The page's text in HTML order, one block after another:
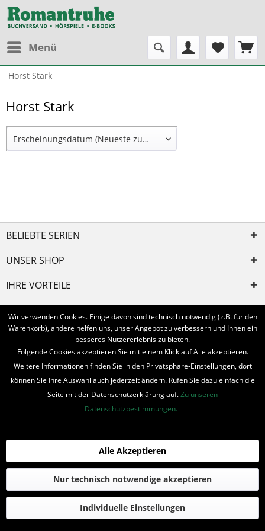
Menü
Horst Stark
Horst Stark
BELIEBTE SERIEN
UNSER SHOP
IHRE VORTEILE
INFORMIERT BLEIBEN
Bestellung widerrufen
* Alle Preise inkl. MwSt. und zzgl. Bearbeitungspauschale
© 2016-2022 Romantruhe - Buchversand, Joachim Otto
die profilschmiede - Internetagentur
Wir verwenden Cookies. Einige davon sind technisch notwendig (z.B. für den
Warenkorb), andere helfen uns, unser Angebot zu verbessern und Ihnen ein
besseres Nutzererlebnis zu bieten.
Folgende Cookies akzeptieren Sie mit einem Klick auf Alle akzeptieren.
Weitere Informationen finden Sie in den Privatsphäre-Einstellungen, dort
können Sie Ihre Auswahl auch jederzeit ändern. Rufen Sie dazu einfach die
Seite mit der Datenschutzerklärung auf.Zu unseren
Datenschutzbestimmungen.
Individuelle Einstellungen
Nur technisch notwendige akzeptieren
Alle Akzeptieren